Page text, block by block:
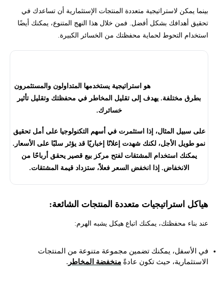
بينما يمكن لاستراتيجية متعددة المنتجات الإستثمارية أن تساعدك في
تحقيق أهدافك بشكل أفضل. فمن خلال هذا النهج المتنوع، يمكنك أيضًا
استخدام التحوط لحماية محفظتك من الخسائر الكبيرة.
هو استراتيجية يستخدمها المتداولون والمستثمرون
بطرق مختلفة. يهدف إلى تقليل المخاطر في محفظتك وتقليل تأثير
خسائرك.
على سبيل المثال، إذا استثمرت في أسهم التكنولوجيا على أمل تحقيق
نمو طويل الأجل، لكنك شهدت إعلانًا إخباريًا قد يؤثر سلبًا على الأسعار.
يمكنك استخدام المشتقات لفتح مركز بيع قصير يحقق أرباحًا من
الانخفاض. إذا انخفض السعر فعلاً، ستزداد قيمة المشتقات.
هياكل استراتيجيات متعددة المنتجات الشائعة:
عند بناء محفظتك، يمكنك اتباع هيكل يشبه الهرم:
في الأسفل، يمكنك تضمين مجموعة متنوعة من المنتجات
الاستثمارية، حيث تكون عادةً منخفضة المخاطر .